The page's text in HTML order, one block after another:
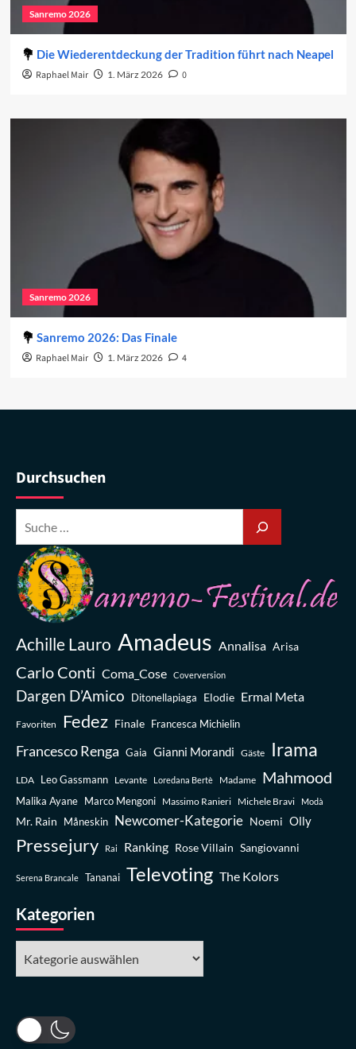
Sanremo 2026
Die Wiederentdeckung der Tradition führt nach Neapel
Raphael Mair 1. März 2026 0
Sanremo 2026
Sanremo 2026: Das Finale
Raphael Mair 1. März 2026 4
Durchsuchen
Achille Lauro Amadeus Annalisa Arisa
Carlo Conti Coma_Cose Coverversion
Dargen D’Amico Ditonellapiaga Elodie Ermal Meta
Favoriten Fedez Finale Francesca Michielin
Francesco Renga Gaia Gianni Morandi Gäste Irama
LDA Leo Gassmann Levante Loredana Bertè Madame Mahmood
Malika Ayane Marco Mengoni Massimo Ranieri Michele Bravi Modà
Mr. Rain Måneskin Newcomer-Kategorie Noemi Olly
Pressejury Rai Ranking Rose Villain Sangiovanni
Serena Brancale Tananai Televoting The Kolors
Kategorien